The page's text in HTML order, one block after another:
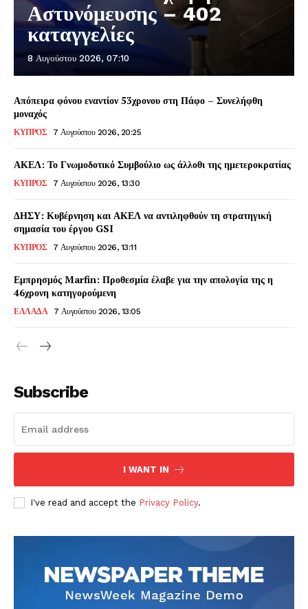
Αστυνόμευσης – 402
καταγγελίες
8 Αυγούστου 2026, 07:10
Απόπειρα φόνου εναντίον 53χρονου στη Πάφο – Συνελήφθη
μοναχός
ΚΥΠΡΟΣ 7 Αυγούστου 2026, 20:25
ΑΚΕΛ: Το Γνωμοδοτικό Συμβούλιο ως άλλοθι της ημετεροκρατίας
ΚΥΠΡΟΣ 7 Αυγούστου 2026, 13:30
ΔΗΣΥ: Κυβέρνηση και ΑΚΕΛ να αντιληφθούν τη στρατηγική
σημασία του έργου GSI
ΚΥΠΡΟΣ 7 Αυγούστου 2026, 13:11
Εμπρησμός Marfin: Προθεσμία έλαβε για την απολογία της η
46χρονη κατηγορούμενη
ΕΛΛΑΔΑ 7 Αυγούστου 2026, 13:05
Subscribe
I WANT IN
I've read and accept the Privacy Policy.